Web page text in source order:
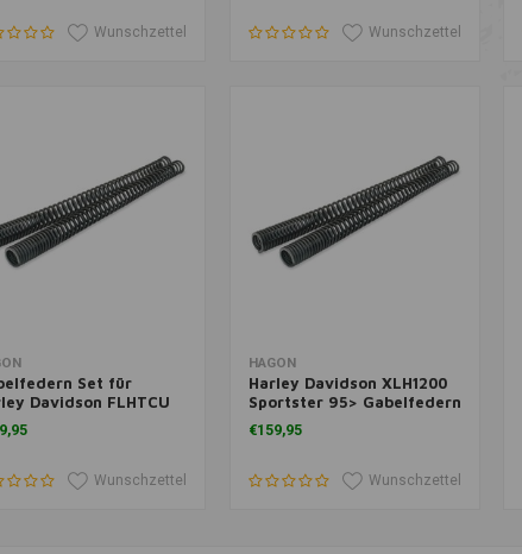
Wunschzettel Wunschzettel
Warenkorb hinzufügen
Set für
Davidson FLHTCU
Classic Ultra 1988>
Wunschzettel
Zum Warenkorb hinzufügen
HAGON
Harley Davidson XLH1200
Sportster 95> Gabelfedern
Satz
€159,95
Wunschzettel